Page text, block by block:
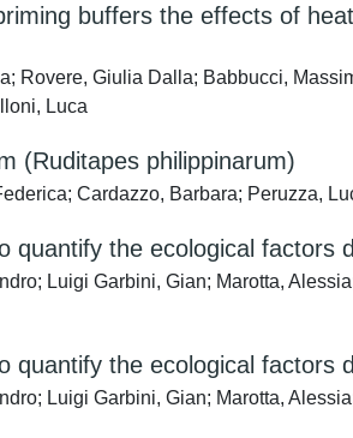
buffers the effects of
Rovere, Giulia Dalla; Babbucci,
Luca
(Ruditapes philippinarum)
Cardazzo, Barbara; Peruzza,
the ecological factors
Luigi Garbini, Gian; Marotta,
the ecological factors
Luigi Garbini, Gian; Marotta,